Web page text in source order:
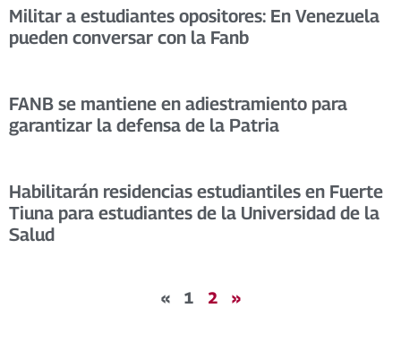
Militar a estudiantes opositores: En Venezuela
pueden conversar con la Fanb
FANB se mantiene en adiestramiento para
garantizar la defensa de la Patria
Habilitarán residencias estudiantiles en Fuerte
Tiuna para estudiantes de la Universidad de la
Salud
« 1 2 »